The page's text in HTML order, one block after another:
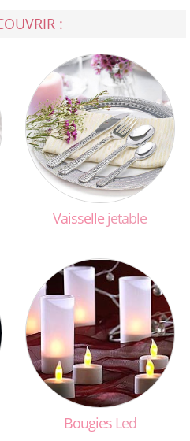
:
Vaisselle jetable
Bougies Led